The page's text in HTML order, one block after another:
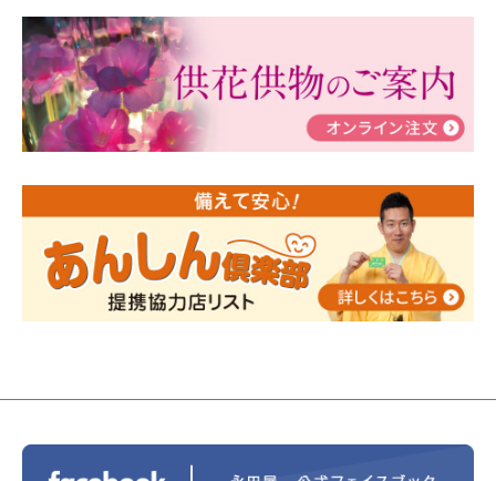
2024/03/06【終活なるほど教室】「マンガで学
ぶ！はじめてのお葬式」小さな家族葬ハウス®町田成
瀬 ご参加ありがとうございました！
2024/01/19令和6年能登半島地震災害の寄付のご報
告
人形供養 寄付のご報告
2023/12/16終活なるほど教室＠小さな家族葬ハウ
ス®上鶴間 エンディングノートを書いてみよう！
2023/11/29 永田屋創業110周年記念式典 レンブラ
ントホテル東京町田